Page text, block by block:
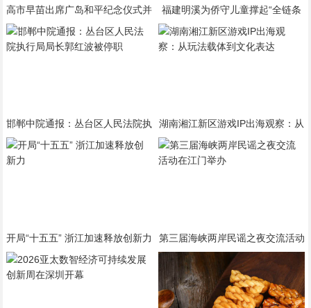
高市早苗出席广岛和平纪念仪式并
福建明溪为侨守儿童撑起“全链条
邯郸中院通报：丛台区人民法院执
行局局长郭红波被停职
湖南湘江新区游戏IP出海观察：从
玩法载体到文化表达
开局“十五五” 浙江加速释放创新力
第三届海峡两岸民谣之夜交流活动
在江门举办